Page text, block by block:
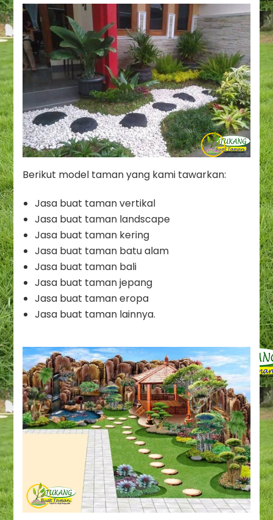
Berikut model taman yang kami tawarkan:
Jasa buat taman vertikal
Jasa buat taman landscape
Jasa buat taman kering
Jasa buat taman batu alam
Jasa buat taman bali
Jasa buat taman jepang
Jasa buat taman eropa
Jasa buat taman lainnya.